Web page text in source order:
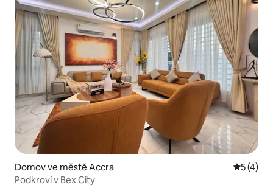
Domov ve městě Accra
5 (4)
Podkroví v Bex City